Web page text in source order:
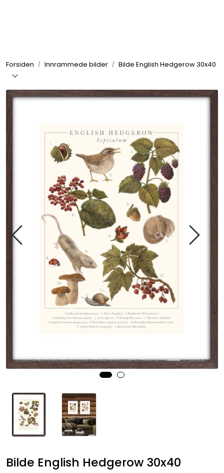
Forsiden Innrammede bilder Bilde English Hedgerow 30x40
Bilde English Hedgerow 30x40
Passepartout
Tilbehør til innramming
Speil
Trykk av bilder/skilt og innramming
SOMMEROUTLET